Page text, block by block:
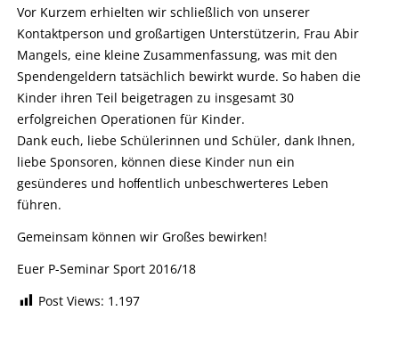
Vor Kurzem erhielten wir schließlich von unserer
Kontaktperson und großartigen Unterstützerin, Frau Abir
Mangels, eine kleine Zusammenfassung, was mit den
Spendengeldern tatsächlich bewirkt wurde. So haben die
Kinder ihren Teil beigetragen zu insgesamt 30
erfolgreichen Operationen für Kinder.
Dank euch, liebe Schülerinnen und Schüler, dank Ihnen,
liebe Sponsoren, können diese Kinder nun ein
gesünderes und hoﬀentlich unbeschwerteres Leben
führen.
Gemeinsam können wir Großes bewirken!
Euer P-Seminar Sport 2016/18
Post Views: 1.197